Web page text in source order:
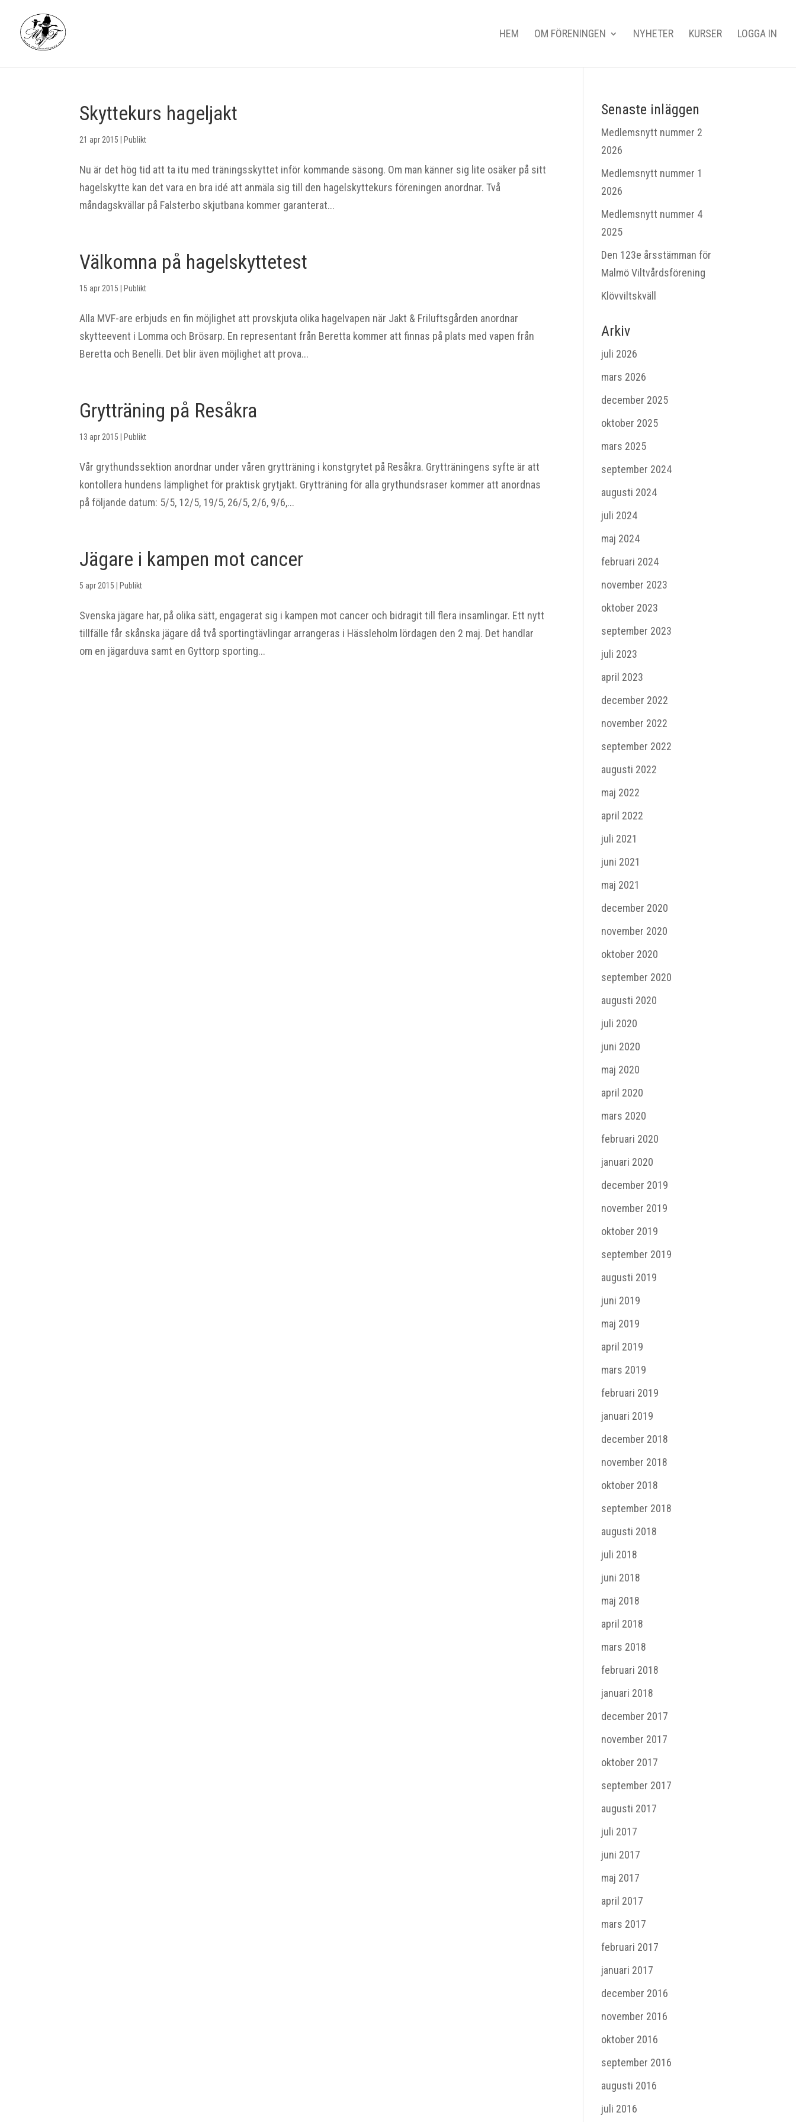
HEM OM FÖRENINGEN NYHETER KURSER LOGGA IN
Skyttekurs hageljakt
21 apr 2015 Publikt
Nu är det hög tid att ta itu med träningsskyttet inför kommande säsong. Om man känner sig lite osäker på sitt
hagelskytte kan det vara en bra idé att anmäla sig till den hagelskyttekurs föreningen anordnar. Två
måndagskvällar på Falsterbo skjutbana kommer garanterat...
Välkomna på hagelskyttetest
15 apr 2015 Publikt
Alla MVF-are erbjuds en fin möjlighet att provskjuta olika hagelvapen när Jakt & Friluftsgården anordnar
skytteevent i Lomma och Brösarp. En representant från Beretta kommer att finnas på plats med vapen från
Beretta och Benelli. Det blir även möjlighet att prova...
Grytträning på Resåkra
13 apr 2015 Publikt
Vår grythundssektion anordnar under våren grytträning i konstgrytet på Resåkra. Grytträningens syfte är att
kontollera hundens lämplighet för praktisk grytjakt. Grytträning för alla grythundsraser kommer att anordnas
på följande datum: 5/5, 12/5, 19/5, 26/5, 2/6, 9/6,...
Jägare i kampen mot cancer
5 apr 2015 Publikt
Svenska jägare har, på olika sätt, engagerat sig i kampen mot cancer och bidragit till flera insamlingar. Ett nytt
tillfälle får skånska jägare då två sportingtävlingar arrangeras i Hässleholm lördagen den 2 maj. Det handlar
om en jägarduva samt en Gyttorp sporting...
Senaste inläggen
Medlemsnytt nummer 2
2026
Medlemsnytt nummer 1
2026
Medlemsnytt nummer 4
2025
Den 123e årsstämman för
Malmö Viltvårdsförening
Klövviltskväll
Arkiv
juli 2026
mars 2026
december 2025
oktober 2025
mars 2025
september 2024
augusti 2024
juli 2024
maj 2024
februari 2024
november 2023
oktober 2023
september 2023
juli 2023
april 2023
december 2022
november 2022
september 2022
augusti 2022
maj 2022
april 2022
juli 2021
juni 2021
maj 2021
december 2020
november 2020
oktober 2020
september 2020
augusti 2020
juli 2020
juni 2020
maj 2020
april 2020
mars 2020
februari 2020
januari 2020
december 2019
november 2019
oktober 2019
september 2019
augusti 2019
juni 2019
maj 2019
april 2019
mars 2019
februari 2019
januari 2019
december 2018
november 2018
oktober 2018
september 2018
augusti 2018
juli 2018
juni 2018
maj 2018
april 2018
mars 2018
februari 2018
januari 2018
december 2017
november 2017
oktober 2017
september 2017
augusti 2017
juli 2017
juni 2017
maj 2017
april 2017
mars 2017
februari 2017
januari 2017
december 2016
november 2016
oktober 2016
september 2016
augusti 2016
juli 2016